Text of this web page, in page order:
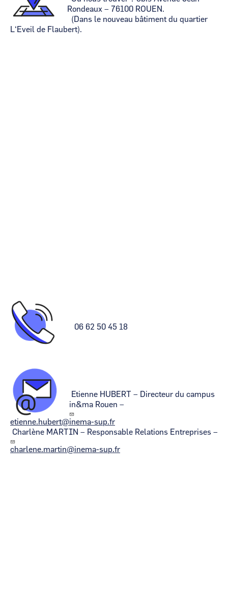
Rondeaux – 76100 ROUEN.
(Dans le nouveau bâtiment du quartier
L‘Eveil de Flaubert).
Image
06 62 50 45 18
Image
Etienne HUBERT – Directeur du campus
in&ma Rouen –
etienne.hubert@inema-sup.fr
Charlène MARTIN – Responsable Relations Entreprises –
charlene.martin@inema-sup.fr